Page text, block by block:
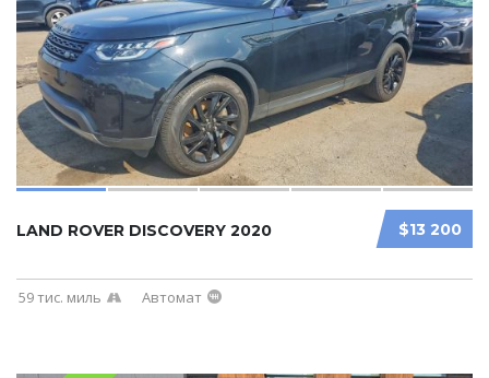
$13 200
LAND ROVER DISCOVERY 2020
59 тис. миль Автомат